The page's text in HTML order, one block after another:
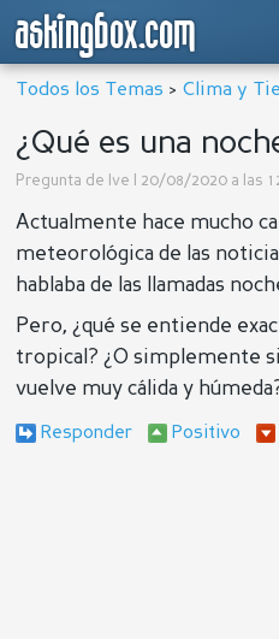
askingbox.com
Todos los Temas >Clima y
¿Qué es una
Pregunta de Ive | 20/08/2020 a las
Actualmente hace mucho
meteorológica de las
hablaba de las llamadas
Pero, ¿qué se entiende
tropical? ¿O simplemente
vuelve muy cálida y